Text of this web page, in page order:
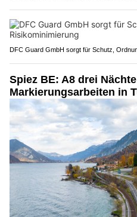
DFC Guard GmbH sorgt für Schutz,
Spiez BE: A8 drei
Markierungsarbeiten in